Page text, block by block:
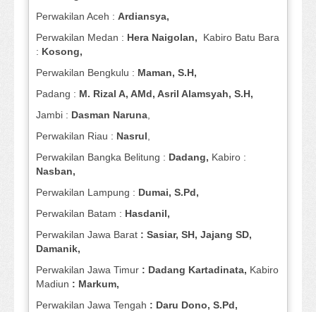
Perwakilan Aceh : Ardiansya,
Perwakilan Medan : Hera Naigolan, Kabiro Batu Bara
: Kosong,
Perwakilan Bengkulu : Maman, S.H,
Padang : M. Rizal A, AMd, Asril Alamsyah, S.H,
Jambi : Dasman Naruna
Perwakilan Riau : Nasrul
Perwakilan Bangka Belitung : Dadang, Kabiro :
Nasban,
Perwakilan Lampung : Dumai, S.Pd,
Perwakilan Batam : Hasdanil,
Perwakilan Jawa Barat : Sasiar, SH, Jajang SD,
Damanik,
Perwakilan Jawa Timur : Dadang Kartadinata, Kabiro
Madiun : Markum,
Perwakilan Jawa Tengah : Daru Dono, S.Pd,